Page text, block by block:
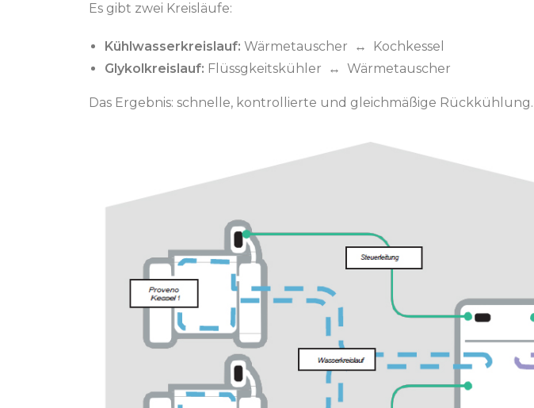
Es gibt zwei Kreisläufe:
Kühlwasserkreislauf: Wärmetauscher ↔ Kochkessel
Glykolkreislauf: Flüssgkeitskühler ↔ Wärmetauscher
Das Ergebnis: schnelle, kontrollierte und gleichmäßige Rückkühlung.